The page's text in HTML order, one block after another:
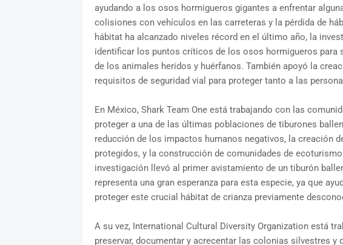
ayudando a los osos hormigueros gigantes a enfrentar
colisiones con vehículos en las carreteras y la pérdida de
hábitat ha alcanzado niveles récord en el último año, la
identificar los puntos críticos de los osos hormigueros para
de los animales heridos y huérfanos. También apoyó la
requisitos de seguridad vial para proteger tanto a las
En México, Shark Team One está trabajando con las
proteger a una de las últimas poblaciones de tiburones
reducción de los impactos humanos negativos, la creación
protegidos, y la construcción de comunidades de
investigación llevó al primer avistamiento de un tiburón
representa una gran esperanza para esta especie, ya que
proteger este crucial hábitat de crianza previamente
A su vez, International Cultural Diversity Organization está
preservar, documentar y acrecentar las colonias silvestres y